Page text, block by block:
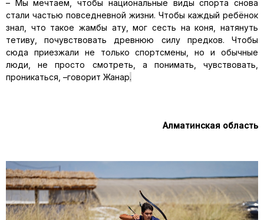
– Мы мечтаем, чтобы национальные виды спорта снова
стали частью повседневной жизни. Чтобы каждый ребёнок
знал, что такое жамбы ату, мог сесть на коня, натянуть
тетиву, почувствовать древнюю силу предков. Чтобы
сюда приезжали не только спортсмены, но и обычные
люди ,не просто смотреть, а понимать, чувствовать,
проникаться, –говорит Жанар.
Алматинская область